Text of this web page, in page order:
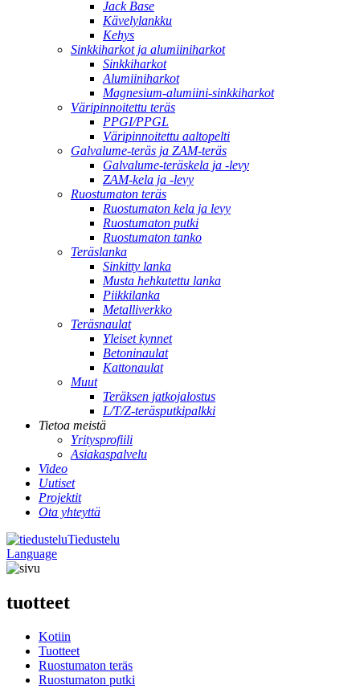
Jack Base
Kävelylankku
Kehys
Sinkkiharkot ja alumiiniharkot
Sinkkiharkot
Alumiiniharkot
Magnesium-alumiini-sinkkiharkot
Väripinnoitettu teräs
PPGI/PPGL
Väripinnoitettu aaltopelti
Galvalume-teräs ja ZAM-teräs
Galvalume-teräskela ja -levy
ZAM-kela ja -levy
Ruostumaton teräs
Ruostumaton kela ja levy
Ruostumaton putki
Ruostumaton tanko
Teräslanka
Sinkitty lanka
Musta hehkutettu lanka
Piikkilanka
Metalliverkko
Teräsnaulat
Yleiset kynnet
Betoninaulat
Kattonaulat
Muut
Teräksen jatkojalostus
L/T/Z-teräsputkipalkki
Tietoa meistä
Yritysprofiili
Asiakaspalvelu
Video
Uutiset
Projektit
Ota yhteyttä
Tiedustelu
Language
tuotteet
Kotiin
Tuotteet
Ruostumaton teräs
Ruostumaton putki